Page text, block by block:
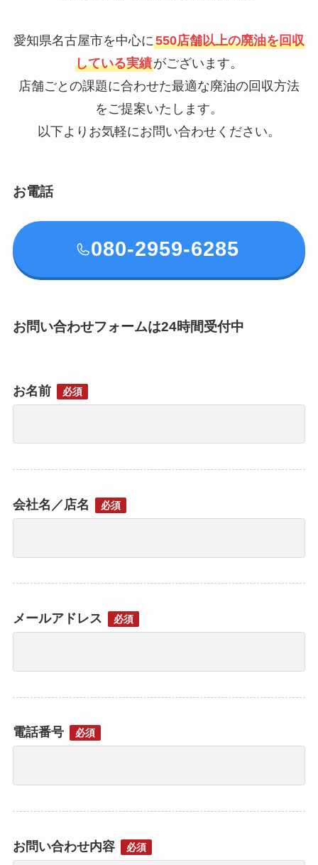
愛知県名古屋市を中心に 550店舗以上の廃油を回収
している実績がございます。
店舗ごとの課題に合わせた最適な廃油の回収方法
をご提案いたします。
以下よりお気軽にお問い合わせください。
お電話
080-2959-6285
お問い合わせフォームは24時間受付中
お名前 必須
会社名／店名 必須
メールアドレス 必須
電話番号 必須
お問い合わせ内容 必須